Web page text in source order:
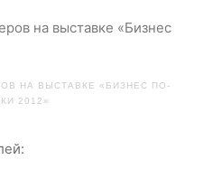
НА ВЫСТАВКЕ «БИЗНЕС ПО-
2012»